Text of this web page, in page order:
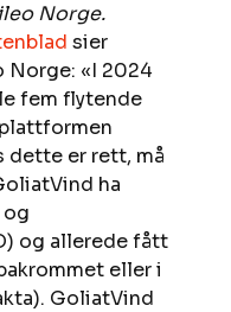
Norge.
sier
Norge: «I 2024
fem flytende
dette er rett, må
ha
og allerede fått
eller i
GoliatVind